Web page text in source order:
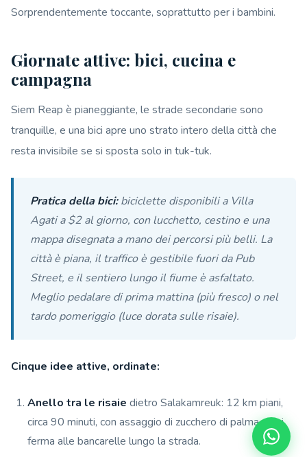
Sorprendentemente toccante, soprattutto per i bambini.
Giornate attive: bici, cucina e
campagna
Siem Reap è pianeggiante, le strade secondarie sono
tranquille, e una bici apre uno strato intero della città che
resta invisibile se si sposta solo in tuk-tuk.
Pratica della bici:biciclette disponibili a Villa
Agati a $2 al giorno, con lucchetto, cestino e una
mappa disegnata a mano dei percorsi più belli. La
città è piana, il traffico è gestibile fuori da Pub
Street, e il sentiero lungo il fiume è asfaltato.
Meglio pedalare di prima mattina (più fresco) o nel
tardo pomeriggio (luce dorata sulle risaie).
Cinque idee attive, ordinate:
Anello tra le risaie dietro Salakamreuk: 12 km piani,
circa 90 minuti, con assaggio di zucchero di palma se si
ferma alle bancarelle lungo la strada.